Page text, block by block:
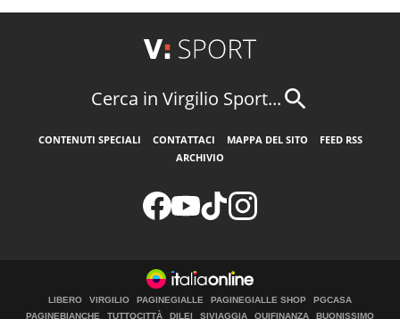
Cerca in Virgilio Sport...
CONTENUTI SPECIALI CONTATTACI MAPPA DEL SITO
FEED RSS
ARCHIVIO
LIBERO VIRGILIO PAGINEGIALLE PAGINEGIALLE SHOP
PGCASA
PAGINEBIANCHE
TUTTOCITTÀ DILEI SIVIAGGIA QUIFINANZA BUONISSIMO